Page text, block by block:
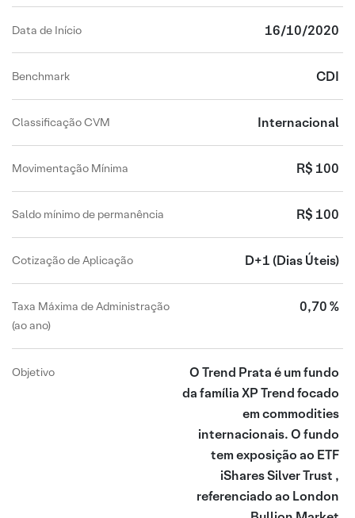
Data de Início 16/10/2020
Benchmark CDI
Classificação CVM Internacional
Movimentação Mínima R$ 100
Saldo mínimo de permanência R$ 100
Cotização de Aplicação D+1 (Dias Úteis)
Taxa Máxima de Administração
(ao ano)
0,70 %
Objetivo
O Trend Prata é um fundo
da família XP Trend focado
em commodities
internacionais. O fundo
tem exposição ao ETF
iShares Silver Trust ,
referenciado ao London